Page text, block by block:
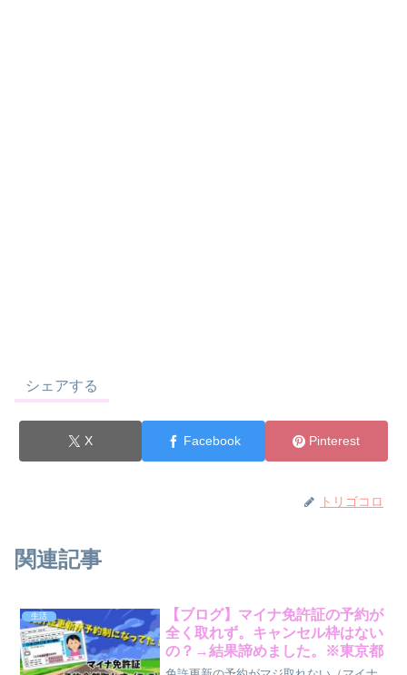
シェアする
X Facebook Pinterest
トリゴコロ
関連記事
生活
【ブログ】マイナ免許証の予約が
全く取れず。キャンセル枠はない
の？→結果諦めました。※東京都